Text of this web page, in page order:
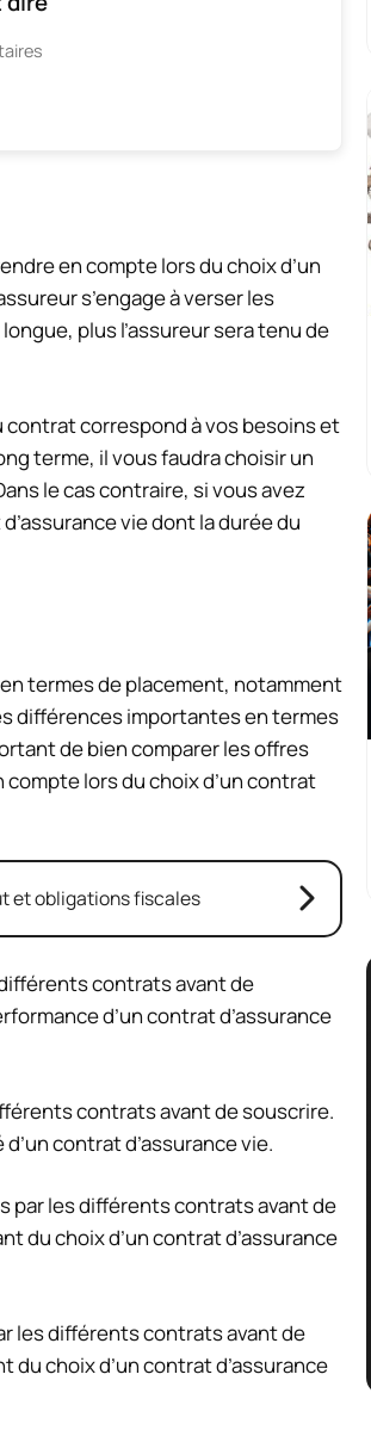
en compte lors du choix d’un
s’engage à verser les
plus l’assureur sera tenu de
contrat correspond à vos besoins et
terme, il vous faudra choisir un
le cas contraire, si vous avez
vie dont la durée du
termes de placement, notamment
différences importantes en termes
de bien comparer les offres
lors du choix d’un contrat
et obligations fiscales
contrats avant de
d’un contrat d’assurance
contrats avant de souscrire.
contrat d’assurance vie.
par les différents contrats avant de
du choix d’un contrat d’assurance
les différents contrats avant de
choix d’un contrat d’assurance